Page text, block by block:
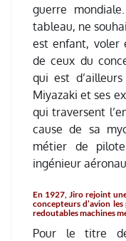
guerre
tableau, ne
est enfant, voler
de ceux du
qui est
Miyazaki et ses
qui traversent
cause de sa
métier de
ingénieur
En 1927, Jiro rejoint
concepteurs d’avion
redoutables machines
Pour le titre